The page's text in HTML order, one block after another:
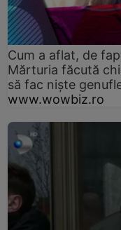
Cum a aflat, de
Mărturia făcută
să fac niște
www.wowbiz.ro